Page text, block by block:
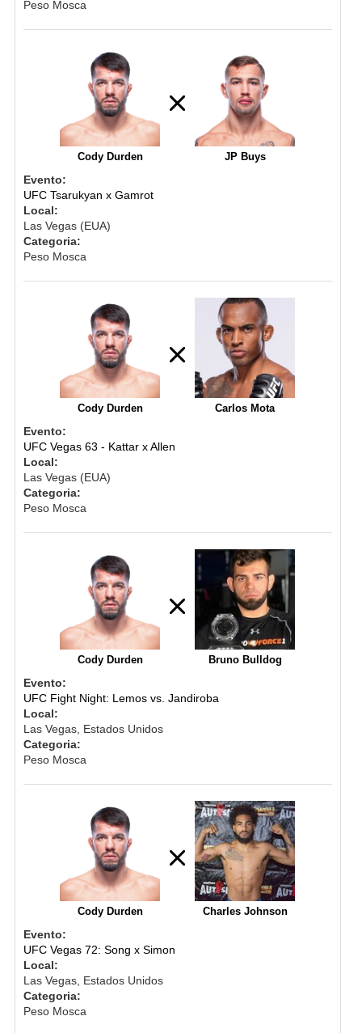
Peso Mosca
Cody Durden JP Buys
Evento:
UFC Tsarukyan x Gamrot
Local:
Las Vegas (EUA)
Categoria:
Peso Mosca
Cody Durden Carlos Mota
Evento:
UFC Vegas 63 - Kattar x Allen
Local:
Las Vegas (EUA)
Categoria:
Peso Mosca
Cody Durden Bruno Bulldog
Evento:
UFC Fight Night: Lemos vs. Jandiroba
Local:
Las Vegas, Estados Unidos
Categoria:
Peso Mosca
Cody Durden Charles Johnson
Evento:
UFC Vegas 72: Song x Simon
Local:
Las Vegas, Estados Unidos
Categoria:
Peso Mosca